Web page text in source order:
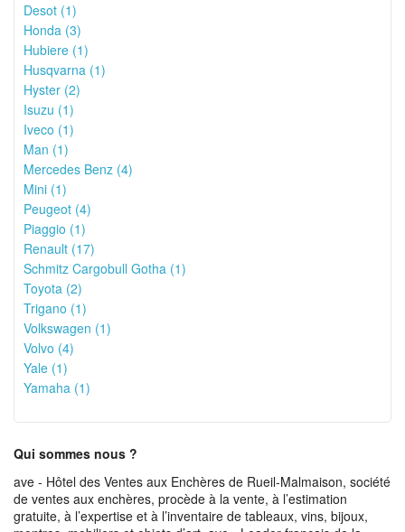
Desot (1)
Honda (3)
Hubiere (1)
Husqvarna (1)
Hyster (2)
Isuzu (1)
Iveco (1)
Man (1)
Mercedes Benz (4)
Mini (1)
Peugeot (4)
Piaggio (1)
Renault (17)
Schmitz Cargobull Gotha (1)
Toyota (2)
Trigano (1)
Volkswagen (1)
Volvo (4)
Yale (1)
Yamaha (1)
Qui sommes nous ?
ave - Hôtel des Ventes aux Enchères de Rueil-Malmaison, société
de ventes aux enchères, procède à la vente, à l’estimation
gratuite, à l’expertise et à l’inventaire de tableaux, vins, bijoux,